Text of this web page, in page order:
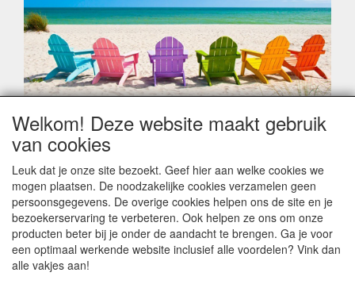
Geachte klant,
Zoals elk jaar zorgt de verlofperiode, naast een hoop
leveringsproblemen.
Sommige fabrikanten sluiten of werken met een
vakantiebezetting.
Bestellingen die vanaf +/- 15 juli geplaatst worden kunnen
hierdoor vertraging oplopen. Wanneer die voorradig is en alle
betalingsmodaliteiten zijn vervuld dan de bestelling verstuurd
worden. Indien deze nog terug moeten binnen komen dan is
Welkom! Deze website maakt gebruik
van cookies
Leuk dat je onze site bezoekt. Geef hier aan welke cookies we
mogen plaatsen. De noodzakelijke cookies verzamelen geen
persoonsgegevens. De overige cookies helpen ons de site en je
bezoekerservaring te verbeteren. Ook helpen ze ons om onze
producten beter bij je onder de aandacht te brengen. Ga je voor
een optimaal werkende website inclusief alle voordelen? Vink dan
alle vakjes aan!